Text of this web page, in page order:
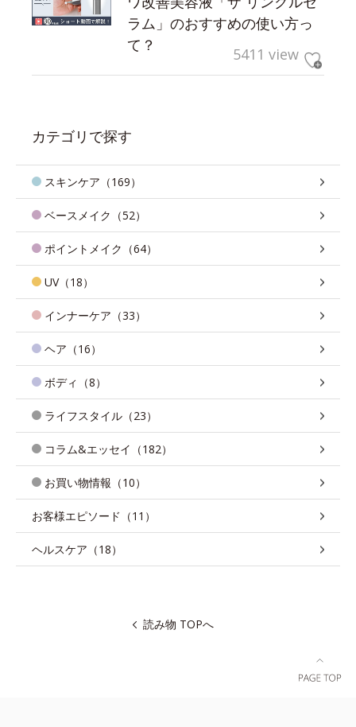
ラム」のおすすめの使い方っ
て？
5411 view
カテゴリで探す
スキンケア（169）
ベースメイク（52）
ポイントメイク（64）
UV（18）
インナーケア（33）
ヘア（16）
ボディ（8）
ライフスタイル（23）
コラム&エッセイ（182）
お買い物情報（10）
お客様エピソード（11）
ヘルスケア（18）
読み物 TOPへ